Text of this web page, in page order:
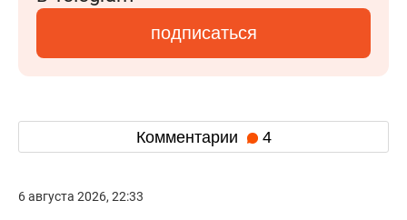
подписаться
Комментарии 4
6 августа 2026, 22:33